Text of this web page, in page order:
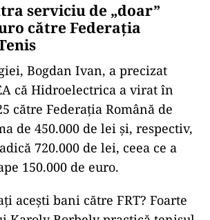
serviciu de „doar”
către Federația
Bogdan Ivan, a precizat
că Hidroelectrica a virat în
către Federația Română de
de 450.000 de lei și, respectiv,
720.000 de lei, ceea ce a
150.000 de euro.
acești bani către FRT? Foarte